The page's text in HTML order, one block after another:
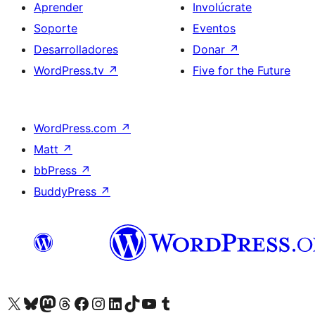
Aprender
Soporte
Desarrolladores
WordPress.tv ↗
Involúcrate
Eventos
Donar ↗
Five for the Future
WordPress.com ↗
Matt ↗
bbPress ↗
BuddyPress ↗
Visita nuestra cuenta de X (anteriormente Twitter)
Visit our Bluesky account
Visit our Mastodon account
Visit our Threads account
Visita nuestra página de Facebook
Visita nuestra cuenta de Instagram
Visita nuestra cuenta de LinkedIn
Visit our TikTok account
Visita nuestro canal de YouTube
Visit our Tumblr account